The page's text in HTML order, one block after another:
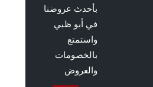
بأحدث عروضنا
في أبو ظبي
واستمتع
بالخصومات
والعروض